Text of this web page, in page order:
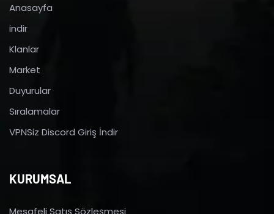
Anasayfa
indir
Klanlar
Market
Duyurular
Sıralamalar
VPNSiz Discord Giriş İndir
KURUMSAL
Mesafeli Satış Sözleşmesi